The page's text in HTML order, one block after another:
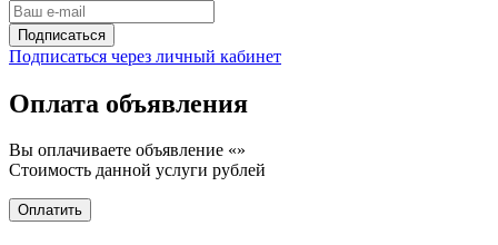
Подписаться через личный кабинет
Оплата объявления
Вы оплачиваете объявление «»
Стоимость данной услуги рублей